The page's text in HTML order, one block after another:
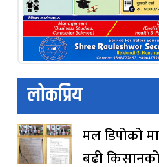
लोकप्रिय
मल डिपोको
बढी